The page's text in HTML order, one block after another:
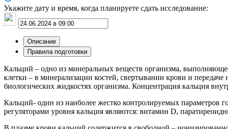
Укажите дату и время, когда планируете сдать исследование:
Описание
Правила подготовки
Кальций – одно из минеральных веществ организма,
клетки – в минерализации костей, свертывании крови и
биологических жидкостях организма. Концентрация кальция
Кальций- один из наиболее жестко контролируемых параметров
регуляторами уровня кальция являются: витамин D,